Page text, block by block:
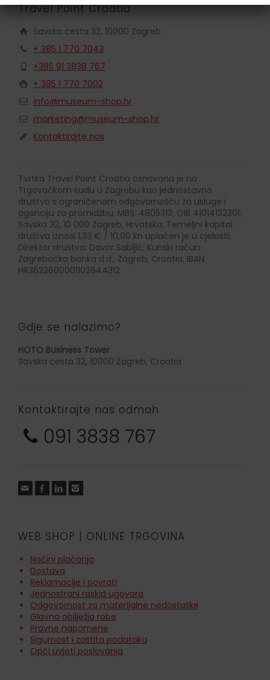
Travel Point Croatia
Savska cesta 32, 10000 Zagreb
+ 385 1 770 7043
+385 91 3838 767
+ 385 1 770 7002
info@museum-shop.hr
marketing@museum-shop.hr
Kontaktirajte nas
Tvrtka Travel Point Croatia osnovana je na
Trgovačkom sudu u Zagrebu kao jednostavno
društvo s ograničenom odgovornošću za usluge i
agenciju za promidžbu; MBS: 4805313; OIB 41014132301;
Savska 32, 10 000 Zagreb, Hrvatska; Temeljni kapital
društva iznosi 1,33 € / 10,00 kn uplaćen je u cjelosti;
Direktor društva: Davor Sabljić; Kunski račun:
Zagrebačka banka d.d., Zagreb, Croatia, IBAN:
HR3623600001102644312
Gdje se nalazimo?
HOTO Business Tower
Savska cesta 32, 10000 Zagreb, Croatia
Kontaktirajte nas odmah
091 3838 767
WEB SHOP | ONLINE TRGOVINA
Načini plaćanja
Dostava
Reklamacije i povrati
Jednostrani raskid ugovora
Odgovornost za materijalne nedostatke
Glavna obilježja robe
Pravne napomene
Sigurnost i zaštita podataka
Opći uvjeti poslovanja